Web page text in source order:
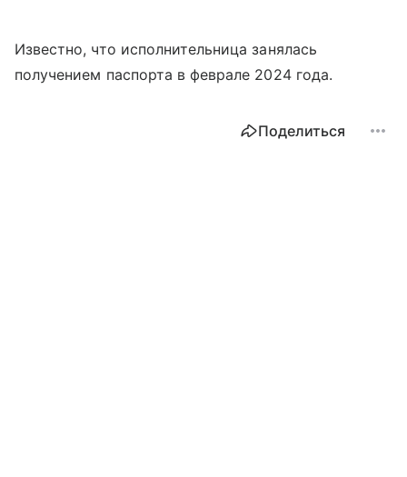
Известно, что исполнительница занялась
получением паспорта в феврале 2024 года.
Поделиться